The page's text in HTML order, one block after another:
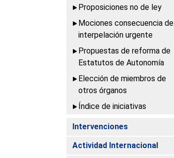
Proposiciones no de ley
Mociones consecuencia de
interpelación urgente
Propuestas de reforma de
Estatutos de Autonomía
Elección de miembros de
otros órganos
Índice de iniciativas
Intervenciones
Actividad Internacional